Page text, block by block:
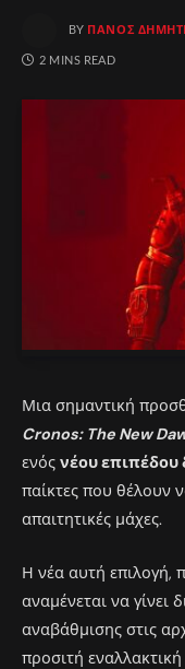
BY ΠΆΝΟΣ
2 MINS READ
Μια σημαντική
Cronos: The New
ενός νέου επιπέδου
παίκτες που θέλουν
απαιτητικές μάχες.
Η νέα αυτή επιλογή,
αναμένεται να γίνει
αναβάθμισης στις
προσιτή